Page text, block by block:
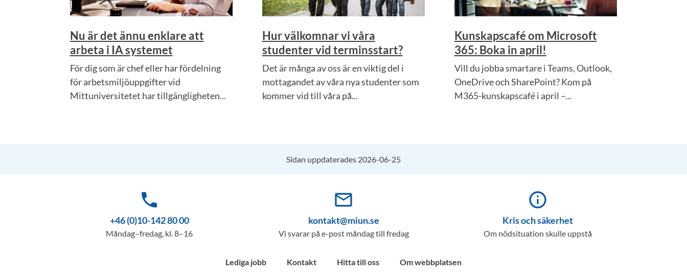
Nu är det ännu enklare att
arbeta i IA systemet
För dig som är chef eller har fördelning
för arbetsmiljöuppgifter vid
Mittuniversitetet har tillgängligheten...
Hur välkomnar vi våra
studenter vid terminsstart?
Det är många av oss är en viktig del i
mottagandet av våra nya studenter som
kommer vid till våra på...
Kunskapscafé om Microsoft
365: Boka in april!
Vill du jobba smartare i Teams, Outlook,
OneDrive och SharePoint? Kom på
M365-kunskapscafé i april –...
Sidan uppdaterades 2026-06-25
phone
+46 (0)10-142 80 00
Måndag–fredag, kl. 8–16
mail_outline
kontakt@miun.se
Vi svarar på e-post måndag till fredag
info_outline
Kris och säkerhet
Om nödsituation skulle uppstå
Lediga jobb Kontakt Hitta till oss Om webbplatsen